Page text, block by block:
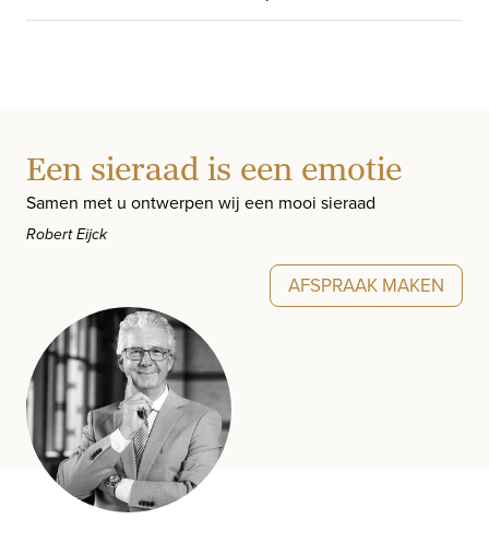
Een sieraad is een emotie
Samen met u ontwerpen wij een mooi sieraad
Robert Eijck
AFSPRAAK MAKEN